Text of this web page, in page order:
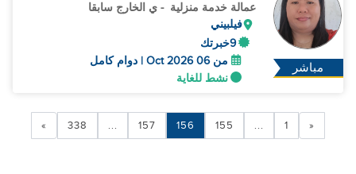
مباشر
عمالة خدمة منزلية - ي الخارج سابقا
فيلبيني
9خبرتك
من 06 Oct 2026 | دوام كامل
نشط للغاية
«
1
...
155
156
157
...
338
»